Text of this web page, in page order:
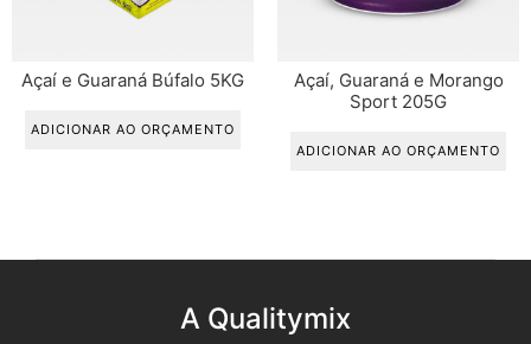
Açaí e Guaraná Búfalo 5KG
ADICIONAR AO ORÇAMENTO
Açaí, Guaraná e Morango
Sport 205G
ADICIONAR AO ORÇAMENTO
A Qualitymix